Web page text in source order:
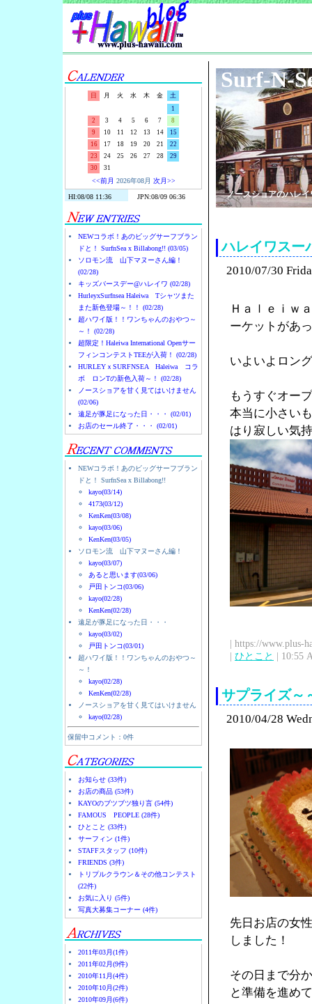
日 月 火 水 木 金
土
1
2
3 4 5 6 7
8
9
10 11 12 13 14
15
16
17 18 19 20 21
22
23
24 25 26 27 28
29
30
31
<<前月 2026年08月 次月>>
NEWコラボ！あのビッグサーフブラン
ドと！ SurfnSea x Billabong!! (03/05)
ソロモン流 山下マヌーさん編！
(02/28)
キッズバースデー@ハレイワ (02/28)
HurleyxSurfnsea Haleiwa Tシャツまた
また新色登場～！！ (02/28)
超ハワイ版！！ワンちゃんのおやつ～
～！ (02/28)
超限定！Haleiwa International Openサー
フィンコンテストTEEが入荷！ (02/28)
HURLEYｘSURFNSEA Haleiwa コラ
ボ ロンTの新色入荷～！ (02/28)
ノースショアを甘く見てはいけません
(02/06)
遠足が豚足になった日・・・ (02/01)
お店のセール終了・・・ (02/01)
NEWコラボ！あのビッグサーフブラン
ドと！ SurfnSea x Billabong!!
kayo(03/14)
4173(03/12)
KenKen(03/08)
kayo(03/06)
KenKen(03/05)
ソロモン流 山下マヌーさん編！
kayo(03/07)
あると思います(03/06)
戸田トンコ(03/06)
kayo(02/28)
KenKen(02/28)
遠足が豚足になった日・・・
kayo(03/02)
戸田トンコ(03/01)
超ハワイ版！！ワンちゃんのおやつ～
～！
kayo(02/28)
KenKen(02/28)
ノースショアを甘く見てはいけません
kayo(02/28)
保留中コメント：0件
お知らせ (33件)
お店の商品 (53件)
KAYOのブツブツ独り言 (54件)
FAMOUS PEOPLE (28件)
ひとこと (33件)
サーフィン (1件)
STAFFスタッフ (10件)
FRIENDS (3件)
トリプルクラウン＆その他コンテスト
(22件)
お気に入り (5件)
写真大募集コーナー (4件)
2011年03月(1件)
2011年02月(9件)
2010年11月(4件)
2010年10月(2件)
2010年09月(6件)
Surf-N-
ノースショアのハレ
ハレイワスー
2010/07/30
Ｈａｌｅｉ
ーケットがあ
いよいよロン
もうすぐオー
本当に小さい
はり寂しい気
| https://www.plus-
| ひとこと | 10:55
サプライズ～
2010/04/28
先日お店の女
しました！
その日まで分
と準備を進め